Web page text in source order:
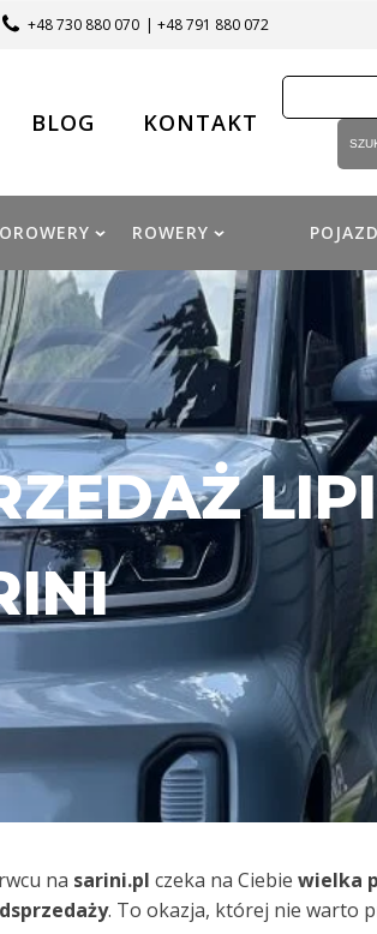
+48 730 880 070 | +48 791 880 072
BLOG KONTAKT
ROWERY
na sarini.pl czeka na Ciebie wielka
. To okazja, której nie warto